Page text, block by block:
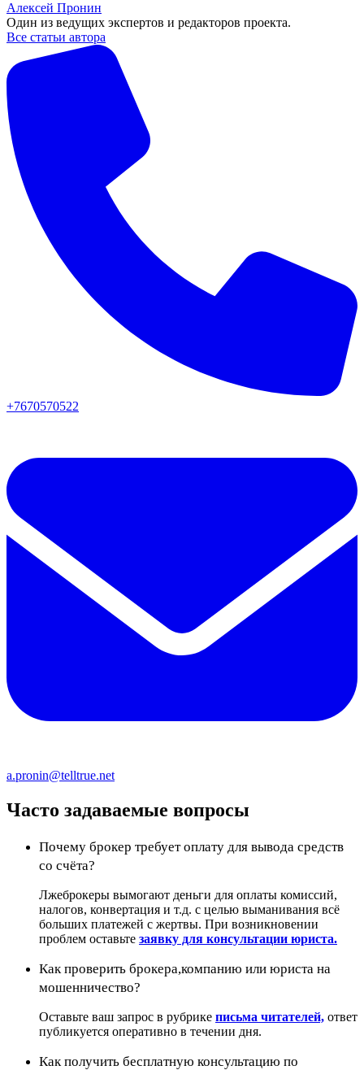
Алексей Пронин
Один из ведущих экспертов и редакторов проекта.
Все статьи автора
+7670570522
a.pronin@telltrue.net
Часто задаваемые вопросы
Почему брокер требует оплату для вывода средств
со счёта?
Лжеброкеры вымогают деньги для оплаты комиссий,
налогов, конвертация и т.д. с целью выманивания всё
больших платежей с жертвы. При возникновении
проблем оставьте заявку для консультации юриста.
Как проверить брокера,компанию или юриста на
мошенничество?
Оставьте ваш запрос в рубрике письма читателей, ответ
публикуется оперативно в течении дня.
Как получить бесплатную консультацию по